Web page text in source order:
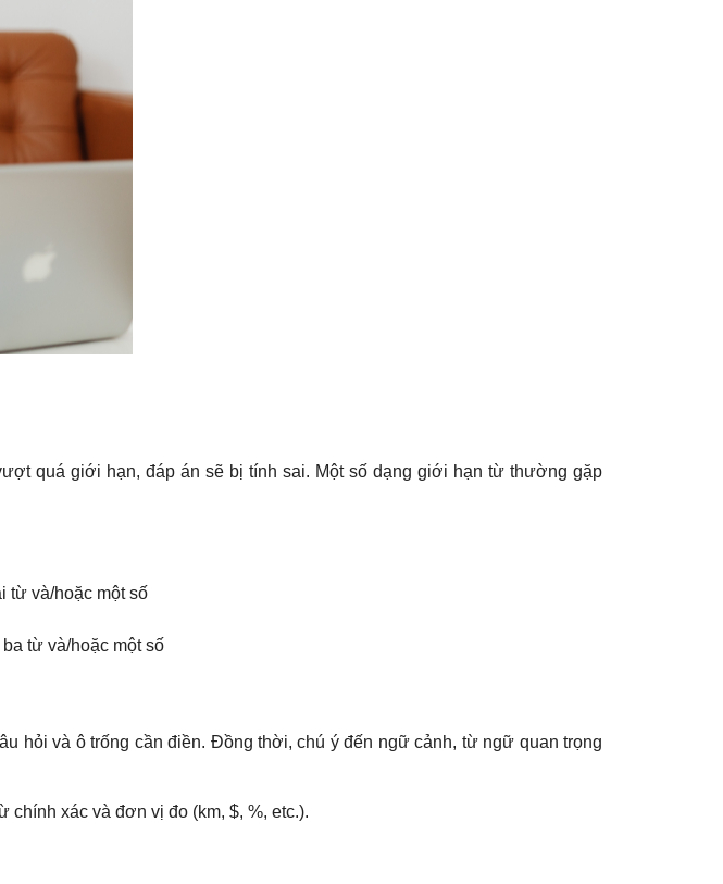
quá giới hạn, đáp án sẽ bị tính sai. Một số dạng giới hạn từ thường gặp
từ và/hoặc một số
từ và/hoặc một số
hỏi và ô trống cần điền. Đồng thời, chú ý đến ngữ cảnh, từ ngữ quan trọng
xác và đơn vị đo (km, $, %, etc.).